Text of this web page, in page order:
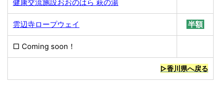
健康交流施設おおのはら 萩の湯
雲辺寺ロープウェイ 半額
□ Coming soon！
▷香川県へ戻る